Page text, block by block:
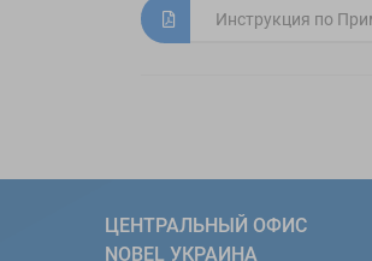
Инструкция по
ЦЕНТРАЛЬНЫЙ ОФИС
NOBEL УКРАИНА